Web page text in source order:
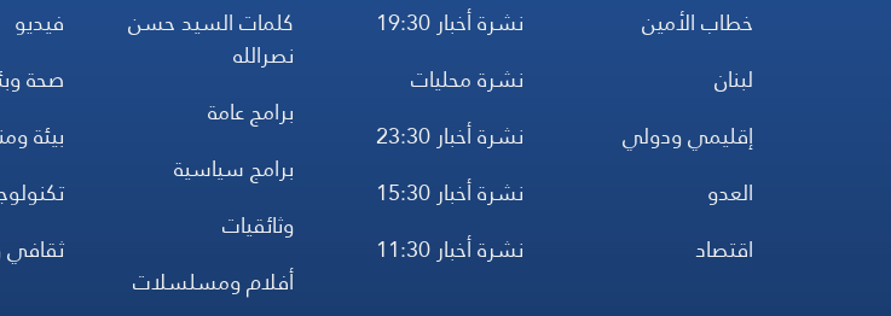
خطاب الأمين
لبنان
إقليمي ودولي
العدو
اقتصاد
نشرة أخبار 19:30
نشرة محليات
نشرة أخبار 23:30
نشرة أخبار 15:30
نشرة أخبار 11:30
كلمات السيد حسن
نصرالله
برامج عامة
برامج سياسية
وثائقيات
أفلام ومسلسلات
فيديو
صحة
بيئة